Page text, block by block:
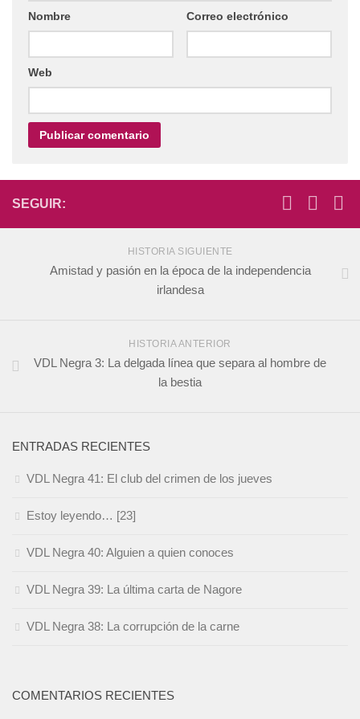
Nombre Correo electrónico
Web
SEGUIR:
HISTORIA SIGUIENTE
Amistad y pasión en la época de la independencia
irlandesa
HISTORIA ANTERIOR
VDL Negra 3: La delgada línea que separa al hombre de
la bestia
ENTRADAS RECIENTES
VDL Negra 41: El club del crimen de los jueves
Estoy leyendo… [23]
VDL Negra 40: Alguien a quien conoces
VDL Negra 39: La última carta de Nagore
VDL Negra 38: La corrupción de la carne
COMENTARIOS RECIENTES